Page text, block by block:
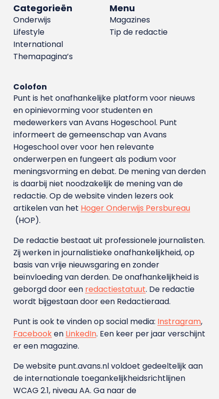
Menu
Magazines
Tip de redactie
Categorieën
Onderwijs
Lifestyle
International
Themapagina’s
Colofon
Punt is het onafhankelijke platform voor nieuws
en opinievorming voor studenten en
medewerkers van Avans Hoge­school. Punt
informeert de gemeenschap van Avans
Hogeschool over voor hen relevante
onderwerpen en fungeert als podium voor
meningsvorming en debat. De mening van derden
is daarbij niet noodzakelijk de mening van de
redactie. Op de website vinden lezers ook
artikelen van het Hoger Onderwijs Persbureau
(HOP).
De redactie bestaat uit professionele journalisten.
Zij werken in journalistieke onafhankelijkheid, op
basis van vrije nieuwsgaring en zonder
beïnvloeding van derden. De onafhankelijkheid is
geborgd door een redactiestatuut. De redactie
wordt bijgestaan door een Redactieraad.
Punt is ook te vinden op social media: Instragram,
Facebooken LinkedIn. Een keer per jaar verschijnt
er een magazine.
De website punt.avans.nl voldoet gedeeltelijk aan
de internationale toegankelijkheidsrichtlijnen
WCAG 2.1, niveau AA. Ga naar de